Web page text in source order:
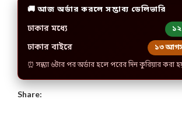
🚚 আজ অর্ডার করলে সম্ভাব্য ডেলিভারি
ঢাকার মধ্যে
ঢাকার বাইরে ১৩
⏰ সন্ধ্যা ৬টার পর অর্ডার হলে পরের দিন কুরিয়ার করা
Share: